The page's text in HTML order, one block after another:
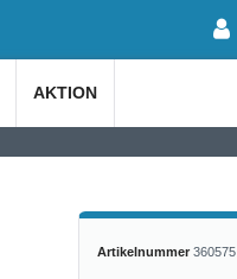
AKTION
Artikelnummer360575